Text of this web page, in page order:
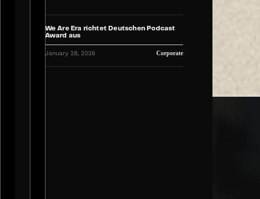
We Are Era richtet Deutschen Podcast
Award aus
January 28, 2026 Corporate